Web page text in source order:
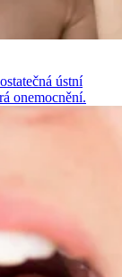
ústní
onemocnění.